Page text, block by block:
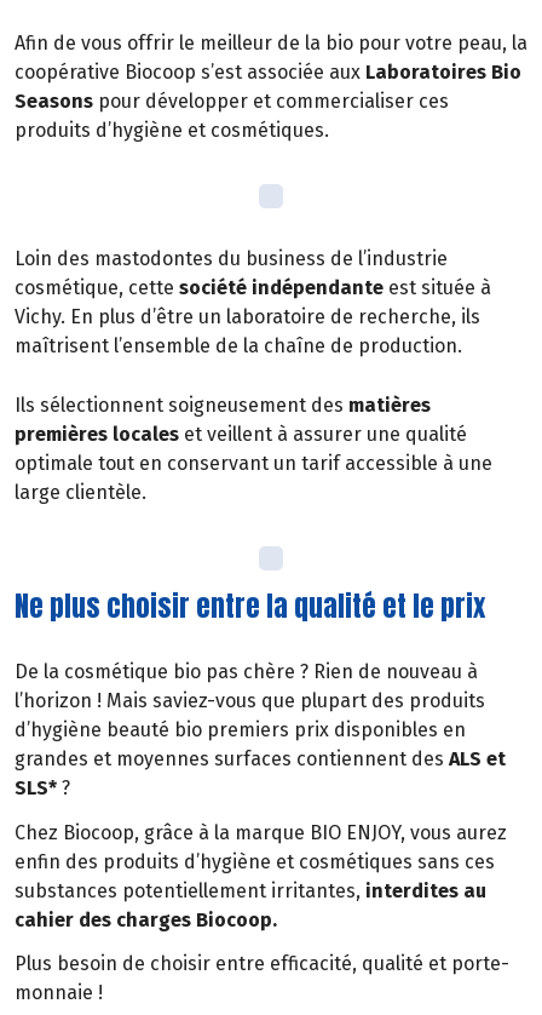
Afin de vous offrir le meilleur de la bio pour votre peau, la
coopérative Biocoop s’est associée aux Laboratoires Bio
Seasons pour développer et commercialiser ces
produits d’hygiène et cosmétiques.
Loin des mastodontes du business de l’industrie
cosmétique, cette société indépendante est située à
Vichy. En plus d’être un laboratoire de recherche, ils
maîtrisent l’ensemble de la chaîne de production.
Ils sélectionnent soigneusement des matières
premières locales et veillent à assurer une qualité
optimale tout en conservant un tarif accessible à une
large clientèle.
Ne plus choisir entre la qualité et le prix
De la cosmétique bio pas chère ? Rien de nouveau à
l’horizon ! Mais saviez-vous que plupart des produits
d’hygiène beauté bio premiers prix disponibles en
grandes et moyennes surfaces contiennent des ALS et
SLS* ?
Chez Biocoop, grâce à la marque BIO ENJOY, vous aurez
enfin des produits d’hygiène et cosmétiques sans ces
substances potentiellement irritantes, interdites au
cahier des charges Biocoop.
Plus besoin de choisir entre efficacité, qualité et porte-
monnaie !